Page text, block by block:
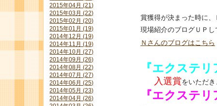
賞獲得が決まった時に、
現場紹介のブログＵＰ
Ｎさんのブログはこちら
『エクステ
入選賞をいただき
『エクステ
2015年04月 (21)
2015年03月 (22)
2015年02月 (20)
2015年01月 (19)
2014年12月 (19)
2014年11月 (19)
2014年10月 (27)
2014年09月 (26)
2014年08月 (22)
2014年07月 (27)
2014年06月 (25)
2014年05月 (23)
2014年04月 (26)